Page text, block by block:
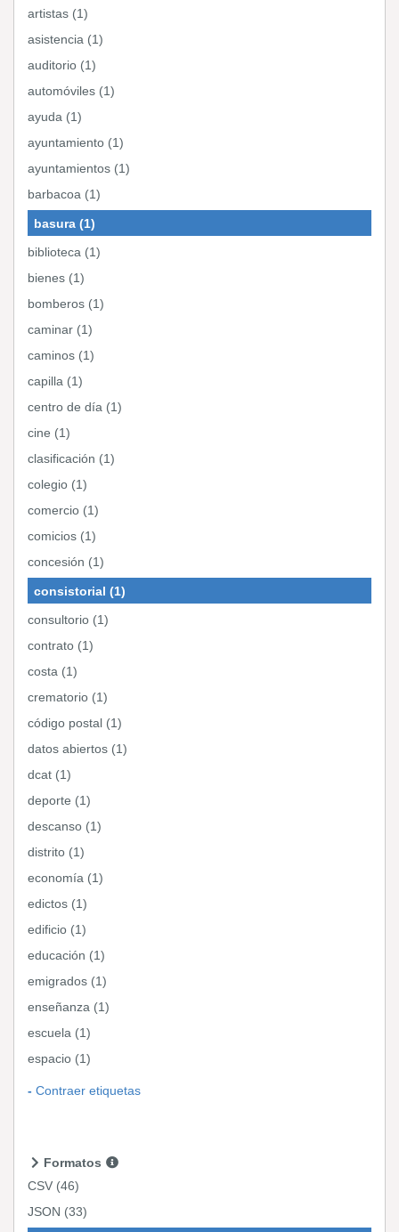
artistas (1)
asistencia (1)
auditorio (1)
automóviles (1)
ayuda (1)
ayuntamiento (1)
ayuntamientos (1)
barbacoa (1)
basura (1)
biblioteca (1)
bienes (1)
bomberos (1)
caminar (1)
caminos (1)
capilla (1)
centro de día (1)
cine (1)
clasificación (1)
colegio (1)
comercio (1)
comicios (1)
concesión (1)
consistorial (1)
consultorio (1)
contrato (1)
costa (1)
crematorio (1)
código postal (1)
datos abiertos (1)
dcat (1)
deporte (1)
descanso (1)
distrito (1)
economía (1)
edictos (1)
edificio (1)
educación (1)
emigrados (1)
enseñanza (1)
escuela (1)
espacio (1)
Contraer etiquetas
Formatos
CSV (46)
JSON (33)